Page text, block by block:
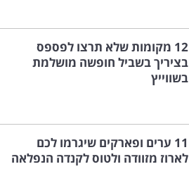
12 מקומות שלא תרצו לפספס
בציריך בשביל חופשה מושלמת
בשווייץ
11 ערים ופארקים שיגרמו לכם
לארוז מזוודה ולטוס לקנדה הנפלאה